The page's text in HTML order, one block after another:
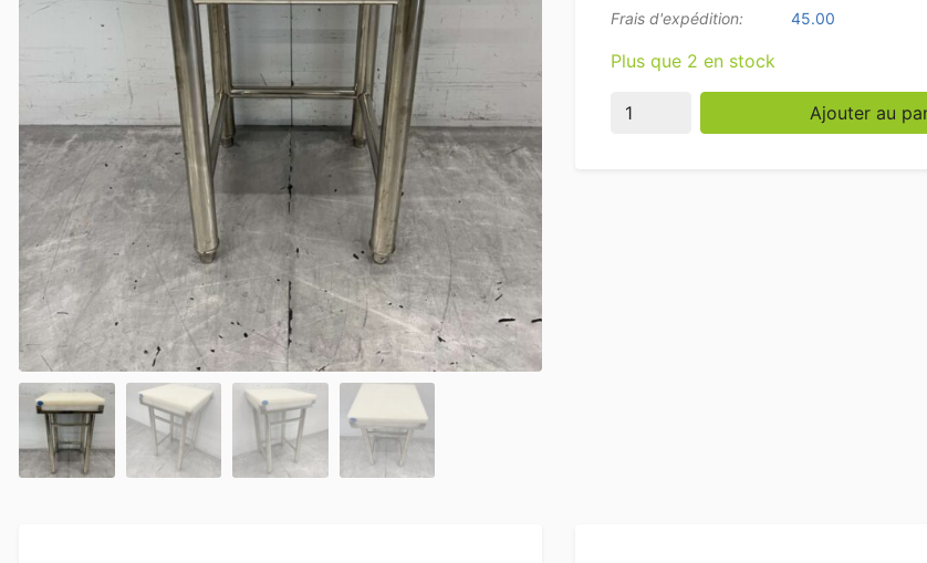
Frais d'expédition:
45.00
Plus que 2 en stock
quantité de Acier inoxydable GGG
Ajouter au